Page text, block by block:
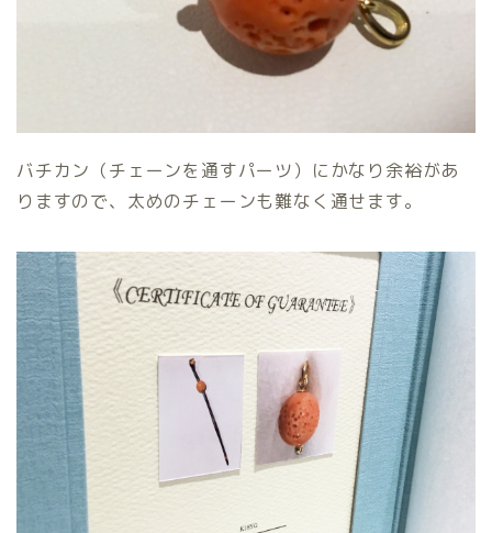
バチカン（チェーンを通すパーツ）にかなり余裕があ
りますので、太めのチェーンも難なく通せます。